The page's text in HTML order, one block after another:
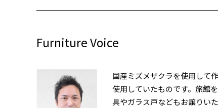
Furniture Voice
国産ミズメザクラを使用して
使用していたものです。旅館
具やガラス戸などもお譲りい